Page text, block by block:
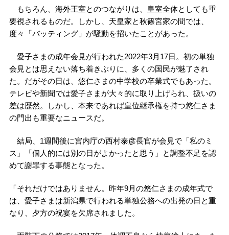
もちろん、海外王室とのつながりは、皇室全体としても重
要視されるものだ。しかし、天皇家と秋篠宮家の間では、
度々「バッティング」が騒動を招いたことがあった。
愛子さまの成年会見が行われた2022年3月17日。初の単独
会見とは思えない落ち着きぶりに、多くの国民が魅了され
た。だがその日は、悠仁さまの中学校の卒業式でもあった。
テレビや新聞では愛子さまが大々的に取り上げられ、扱いの
差は歴然。しかし、本来であれば皇位継承権を持つ悠仁さま
の門出も重要なニュースだ。
結局、1週間後に宮内庁の西村泰彦長官が会見で「私のミ
ス」「個人的には別の日がよかったと思う」と調整不足を認
めて謝罪する事態となった。
「それだけではありません。昨年9月の悠仁さまの成年式で
は、愛子さまは新潟県で行われる単独公務への出発の日と重
なり、夕方の祝宴を欠席されました。